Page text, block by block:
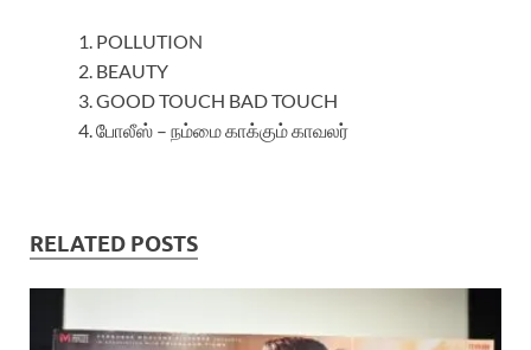
POLLUTION
BEAUTY
GOOD TOUCH BAD TOUCH
போலீஸ் – நம்மை காக்கும் காவலர்
RELATED POSTS